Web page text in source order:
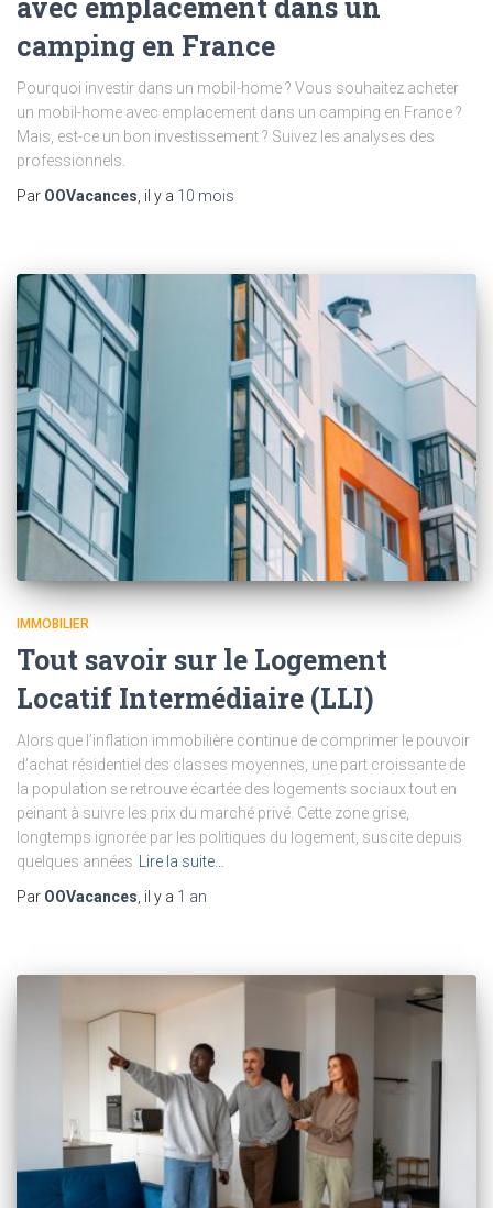
camping en France
Pourquoi investir dans un mobil-home ? Vous souhaitez acheter
un mobil-home avec emplacement dans un camping en France ?
Mais, est-ce un bon investissement ? Suivez les analyses des
professionnels.
Par OOVacances , il y a 10 mois
IMMOBILIER
Tout savoir sur le Logement
Locatif Intermédiaire (LLI)
Alors que l’inflation immobilière continue de comprimer le pouvoir
d’achat résidentiel des classes moyennes, une part croissante de
la population se retrouve écartée des logements sociaux tout en
peinant à suivre les prix du marché privé. Cette zone grise,
longtemps ignorée par les politiques du logement, suscite depuis
quelques années
Lire la suite…
Par OOVacances , il y a 1 an